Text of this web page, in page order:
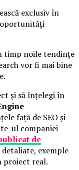
exclusiv în
oportunități
timp noile tendințe
vor fi mai bine
și să înțelegi în
față de SEO și
ul companiei
de
exemple
proiect real.